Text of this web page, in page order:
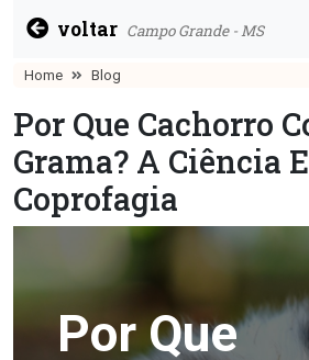
voltar Campo Grande - MS
Home Blog
Por Que Cachorro
Grama? A Ciência
Coprofagia
Por Que